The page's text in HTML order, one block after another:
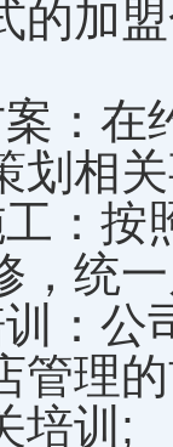
的加
在
划相
按
，统
公
管理
培训;